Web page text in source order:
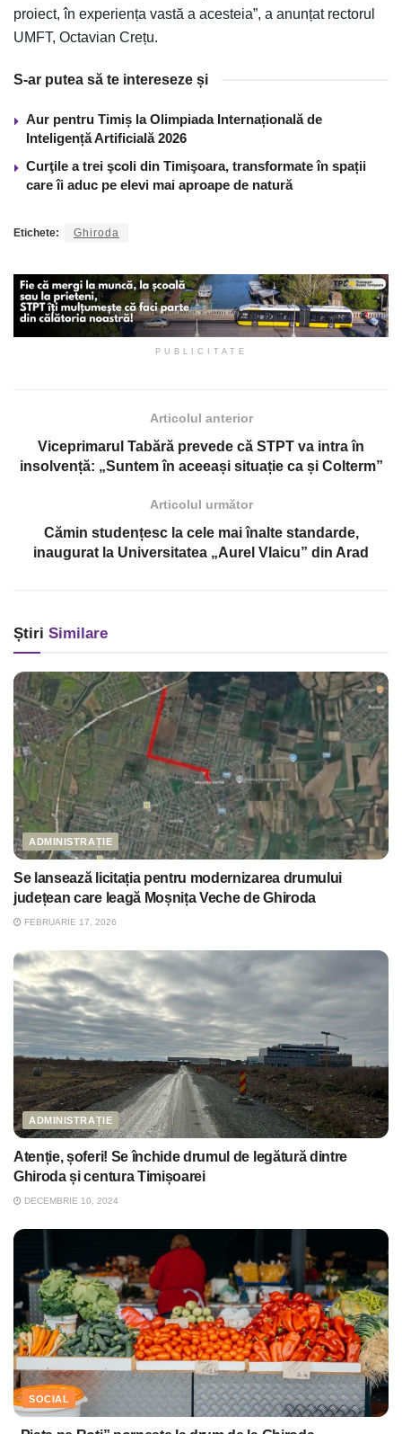
proiect, în experiența vastă a acesteia”, a anunțat rectorul
UMFT, Octavian Crețu.
S-ar putea să te intereseze și
Aur pentru Timiș la Olimpiada Internațională de
Inteligență Artificială 2026
Curţile a trei şcoli din Timişoara, transformate în spații
care îi aduc pe elevi mai aproape de natură
Etichete: Ghiroda
PUBLICITATE
Articolul anterior
Viceprimarul Tabără prevede că STPT va intra în
insolvență: „Suntem în aceeași situație ca și Colterm”
Articolul următor
Cămin studențesc la cele mai înalte standarde,
inaugurat la Universitatea „Aurel Vlaicu” din Arad
Știri Similare
ADMINISTRAȚIE
Se lansează licitația pentru modernizarea drumului
județean care leagă Moșnița Veche de Ghiroda
FEBRUARIE 17, 2026
ADMINISTRAȚIE
Atenție, șoferi! Se închide drumul de legătură dintre
Ghiroda și centura Timișoarei
DECEMBRIE 10, 2024
SOCIAL